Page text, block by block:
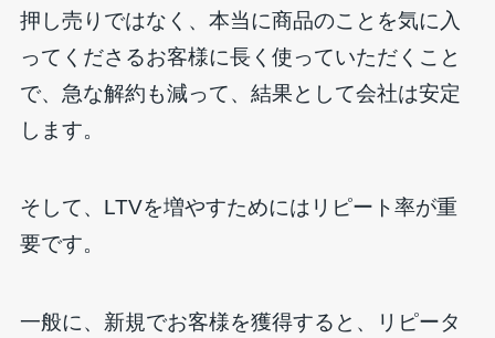
押し売りではなく、本当に商品のことを気に入
ってくださるお客様に長く使っていただくこと
で、急な解約も減って、結果として会社は安定
します。
そして、LTVを増やすためにはリピート率が重
要です。
一般に、新規でお客様を獲得すると、リピータ